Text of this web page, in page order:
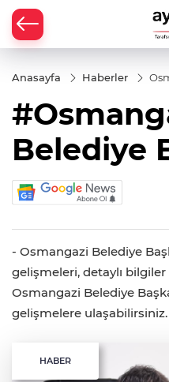
Anasayfa Haberler
Belediye
- Osmangazi Belediye
gelişmeleri, detaylı
Osmangazi Belediye
gelişmelere ulaşabilirsiniz.
HABER